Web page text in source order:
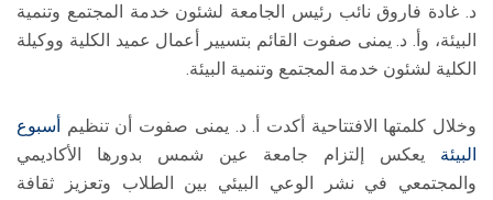
د. غادة فاروق نائب رئيس الجامعة لشئون خدمة المجتمع وتنمية
البيئة، وأ. د. يمنى صفوت القائم بتسيير أعمال عميد الكلية ووكيلة
الكلية لشئون خدمة المجتمع وتنمية البيئة.
وخلال كلمتها الافتتاحية أكدت أ. د. يمنى صفوت أن تنظيم أسبوع
البيئة يعكس إلتزام جامعة عين شمس بدورها الأكاديمي
والمجتمعي في نشر الوعي البيئي بين الطلاب وتعزيز ثقافة